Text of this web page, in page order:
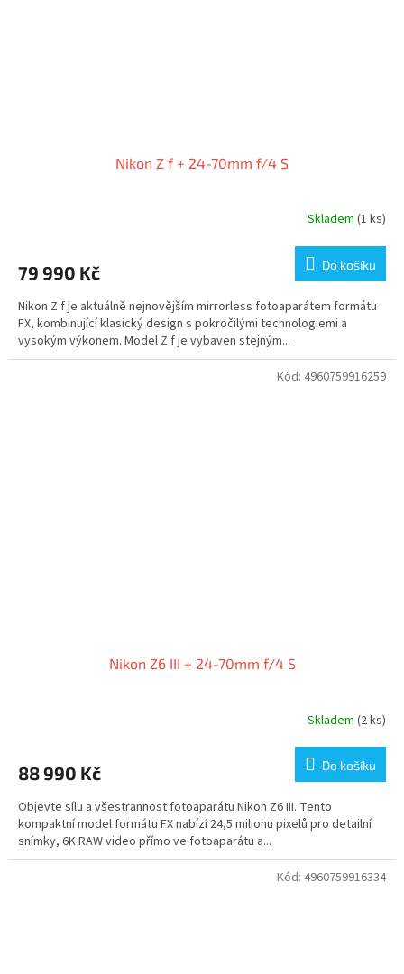
Nikon Z f + 24-70mm f/4 S
Skladem (1 ks)
79 990 Kč Do košíku
Nikon Z f je aktuálně nejnovějším mirrorless fotoaparátem formátu
FX, kombinující klasický design s pokročilými technologiemi a
vysokým výkonem. Model Z f je vybaven stejným...
Nikon Z6 III + 24-70mm f/4 S
Skladem (2 ks)
88 990 Kč Do košíku
Objevte sílu a všestrannost fotoaparátu Nikon Z6 III. Tento
kompaktní model formátu FX nabízí 24,5 milionu pixelů pro detailní
snímky, 6K RAW video přímo ve fotoaparátu a...
Kód: 4960759916259
Kód: 4960759916334